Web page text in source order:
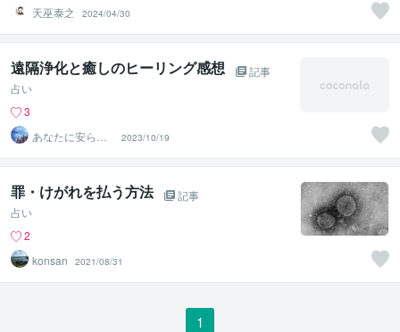
天巫泰之 2024/04/30
遠隔浄化と癒しのヒーリング感想
記事
占い
3
あなたに安らぎ
を 浄化と癒し
2023/10/19
罪・けがれを払う方法
記事
占い
2
konsan
2021/08/31
1